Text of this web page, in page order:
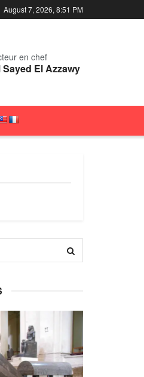
August 7, 2026, 8:51 PM
en chef
El Azzawy